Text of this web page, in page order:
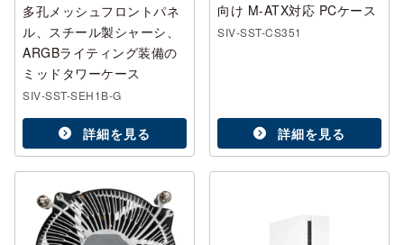
多孔メッシュフロントパネ
ル、スチール製シャーシ、
ARGBライティング装備の
ミッドタワーケース
SIV-SST-SEH1B-G
詳細を見る
向け M-ATX対応 PCケース
SIV-SST-CS351
詳細を見る